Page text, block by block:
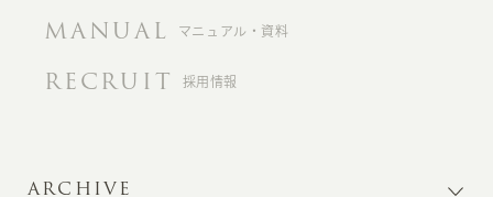
MANUAL マニュアル・資料
RECRUIT 採用情報
ARCHIVE